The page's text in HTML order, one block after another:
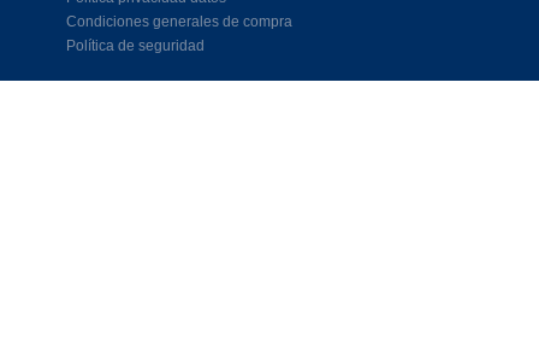
Condiciones generales de compra
Política de seguridad